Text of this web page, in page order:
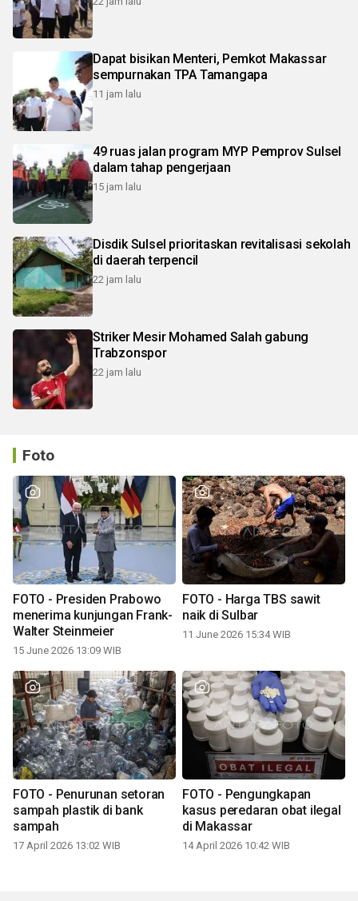
Dapat bisikan Menteri, Pemkot Makassar
sempurnakan TPA Tamangapa
11 jam lalu
49 ruas jalan program MYP Pemprov Sulsel
dalam tahap pengerjaan
15 jam lalu
Disdik Sulsel prioritaskan revitalisasi sekolah
di daerah terpencil
22 jam lalu
Striker Mesir Mohamed Salah gabung
Trabzonspor
22 jam lalu
Foto
FOTO - Presiden Prabowo
menerima kunjungan Frank-
Walter Steinmeier
15 June 2026 13:09 WIB
FOTO - Harga TBS sawit
naik di Sulbar
11 June 2026 15:34 WIB
FOTO - Penurunan setoran
sampah plastik di bank
sampah
17 April 2026 13:02 WIB
FOTO - Pengungkapan
kasus peredaran obat ilegal
di Makassar
14 April 2026 10:42 WIB